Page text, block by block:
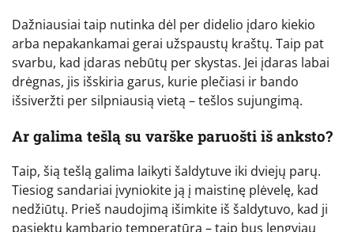
Dažniausiai taip nutinka dėl per didelio įdaro kiekio
arba nepakankamai gerai užspaustų kraštų. Taip pat
svarbu, kad įdaras nebūtų per skystas. Jei įdaras labai
drėgnas, jis išskiria garus, kurie plečiasi ir bando
išsiveržti per silpniausią vietą – tešlos sujungimą.
Ar galima tešlą su varške paruošti iš anksto?
Taip, šią tešlą galima laikyti šaldytuve iki dviejų parų.
Tiesiog sandariai įvyniokite ją į maistinę plėvelę, kad
nedžiūtų. Prieš naudojimą išimkite iš šaldytuvo, kad ji
pasiektų kambario temperatūrą – taip bus lengviau